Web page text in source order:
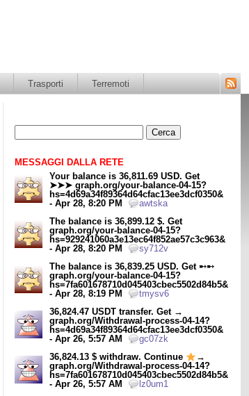
Segui
Trasporti Terremoti
MESSAGGI DALLA RETE
Your balance is 36,811.69 USD. Get
➤➤➤ graph.org/your-balance-04-15?
hs=4d69a34f89364d64cfac13ee3dcf0350&
- Apr 28, 8:20 PM
awtska
The balance is 36,899.12 $. Get
graph.org/your-balance-04-15?
hs=929241060a3e13ec64f852ae57c3c963&
- Apr 28, 8:20 PM
sy712v
The balance is 36,839.25 USD. Get ➸➸
graph.org/your-balance-04-15?
hs=7fa601678710d045403cbec5502d84b5&
- Apr 28, 8:19 PM
tmysv6
36,824.47 USDT transfer. Get →
graph.org/Withdrawal-process-04-14?
hs=4d69a34f89364d64cfac13ee3dcf0350&
- Apr 26, 5:57 AM
gc07zk
36,824.13 $ withdraw. Continue
→
graph.org/Withdrawal-process-04-14?
hs=7fa601678710d045403cbec5502d84b5&
- Apr 26, 5:57 AM
lz0um1